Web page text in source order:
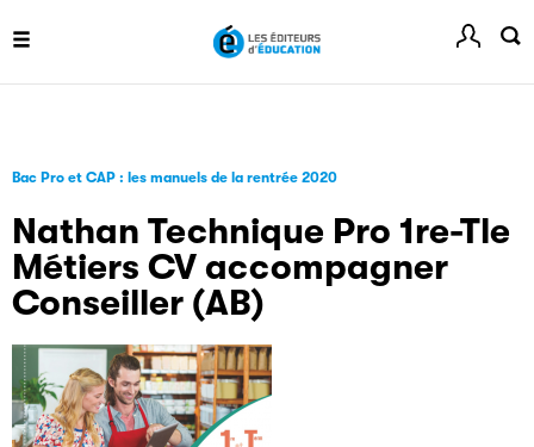
Bac Pro et CAP : les manuels de la rentrée 2020
Nathan Technique Pro 1re-Tle
Métiers CV accompagner
Conseiller (AB)
Livremploi
d’emploi à pourvoir dans le secteur de l'édition.
Clic.EDIt, pour faciliter les échanges informatisés entre
tous les acteurs de la filière de la fabrication de livres.